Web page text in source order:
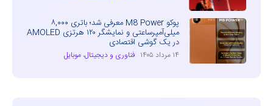
پوکو M8 Power معرفی شد؛ باتری ۸,۰۰۰
میلی‌آمپرساعتی و نمایشگر ۱۲۰ هرتزی AMOLED
در یک گوشی اقتصادی
۱۴ مرداد ۱۴۰۵ فناوری و دیجیتال، موبایل